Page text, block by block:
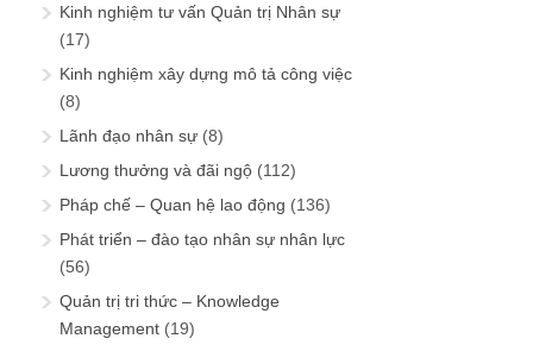
Kinh nghiệm tư vấn Quản trị Nhân sự
(17)
Kinh nghiệm xây dựng mô tả công việc
(8)
Lãnh đạo nhân sự (8)
Lương thưởng và đãi ngộ (112)
Pháp chế – Quan hệ lao động (136)
Phát triển – đào tạo nhân sự nhân lực
(56)
Quản trị tri thức – Knowledge
Management (19)